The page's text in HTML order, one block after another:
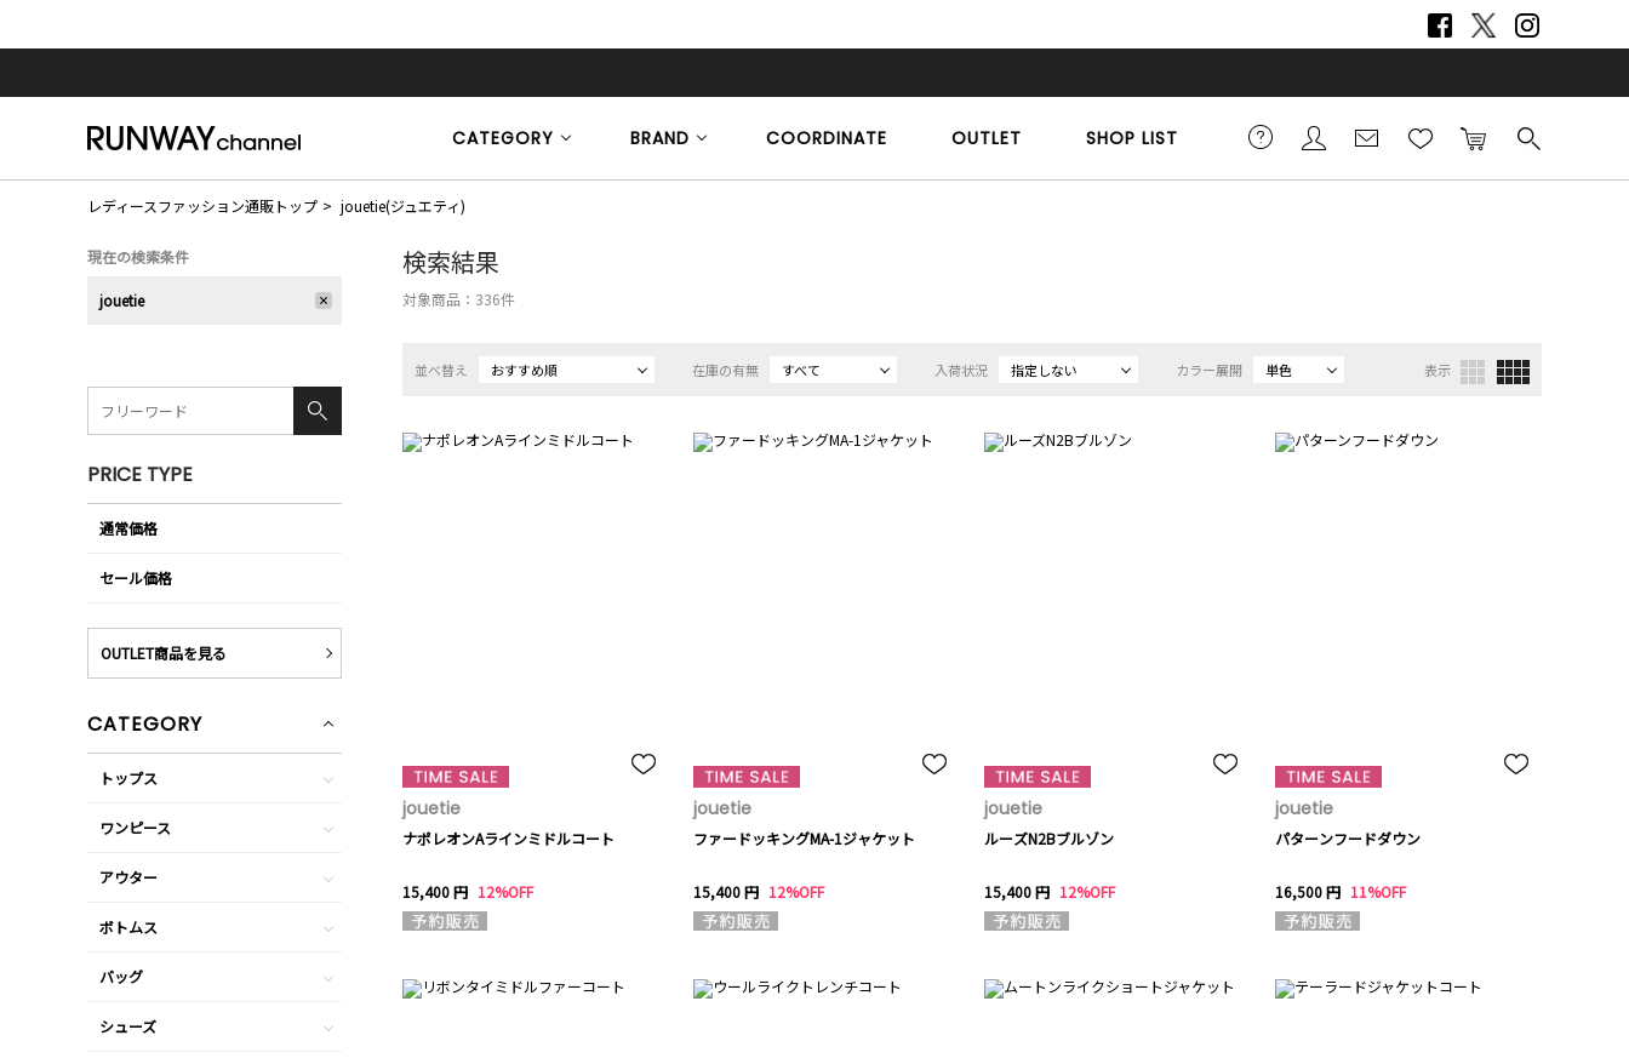
CATEGORY BRAND COORDINATE OUTLET SHOP LIST
レディースファッション通販トップ jouetie(ジュエティ)
検索結果
対象商品： 336件
並べ替え おすすめ順 在庫の有無 すべて 入荷状況 指定しない カラー展開 単色 表示
jouetie
ナポレオンAラインミドルコート
15,400 円 12%OFF
jouetie
ファードッキングMA-1ジャケット
15,400 円 12%OFF
jouetie
ルーズN2Bブルゾン
15,400 円 12%OFF
jouetie
パターンフードダウン
16,500 円 11%OFF
現在の検索条件
jouetie
PRICE TYPE
通常価格
セール価格
OUTLET商品を見る
CATEGORY
トップス
ワンピース
アウター
ボトムス
バッグ
シューズ